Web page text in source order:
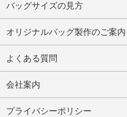
バッグサイズの見方
オリジナルバッグ製作のご案内
よくある質問
会社案内
プライバシーポリシー